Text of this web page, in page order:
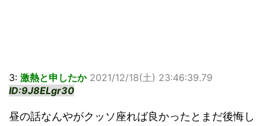
3: 激熱と申したか 2021/12/18(土) 23:46:39.79
ID:9J8ELgr30
昼の話なんやがクッソ座れば良かったとまだ後悔し